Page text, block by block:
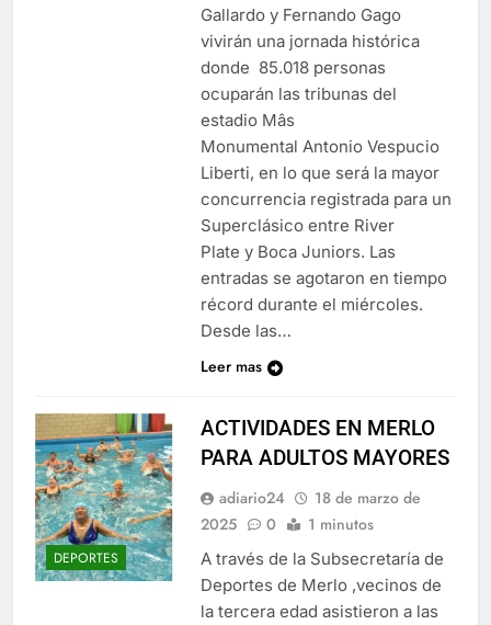
Gallardo y Fernando Gago
vivirán una jornada histórica
donde 85.018 personas
ocuparán las tribunas del
estadio Mâs
Monumental Antonio Vespucio
Liberti, en lo que será la mayor
concurrencia registrada para un
Superclásico entre River
Plate y Boca Juniors. Las
entradas se agotaron en tiempo
récord durante el miércoles.
Desde las…
Leer mas
DEPORTES
ACTIVIDADES EN MERLO
PARA ADULTOS MAYORES
adiario24
18 de marzo de
2025
0 1 minutos
A través de la Subsecretaría de
Deportes de Merlo ,vecinos de
la tercera edad asistieron a las